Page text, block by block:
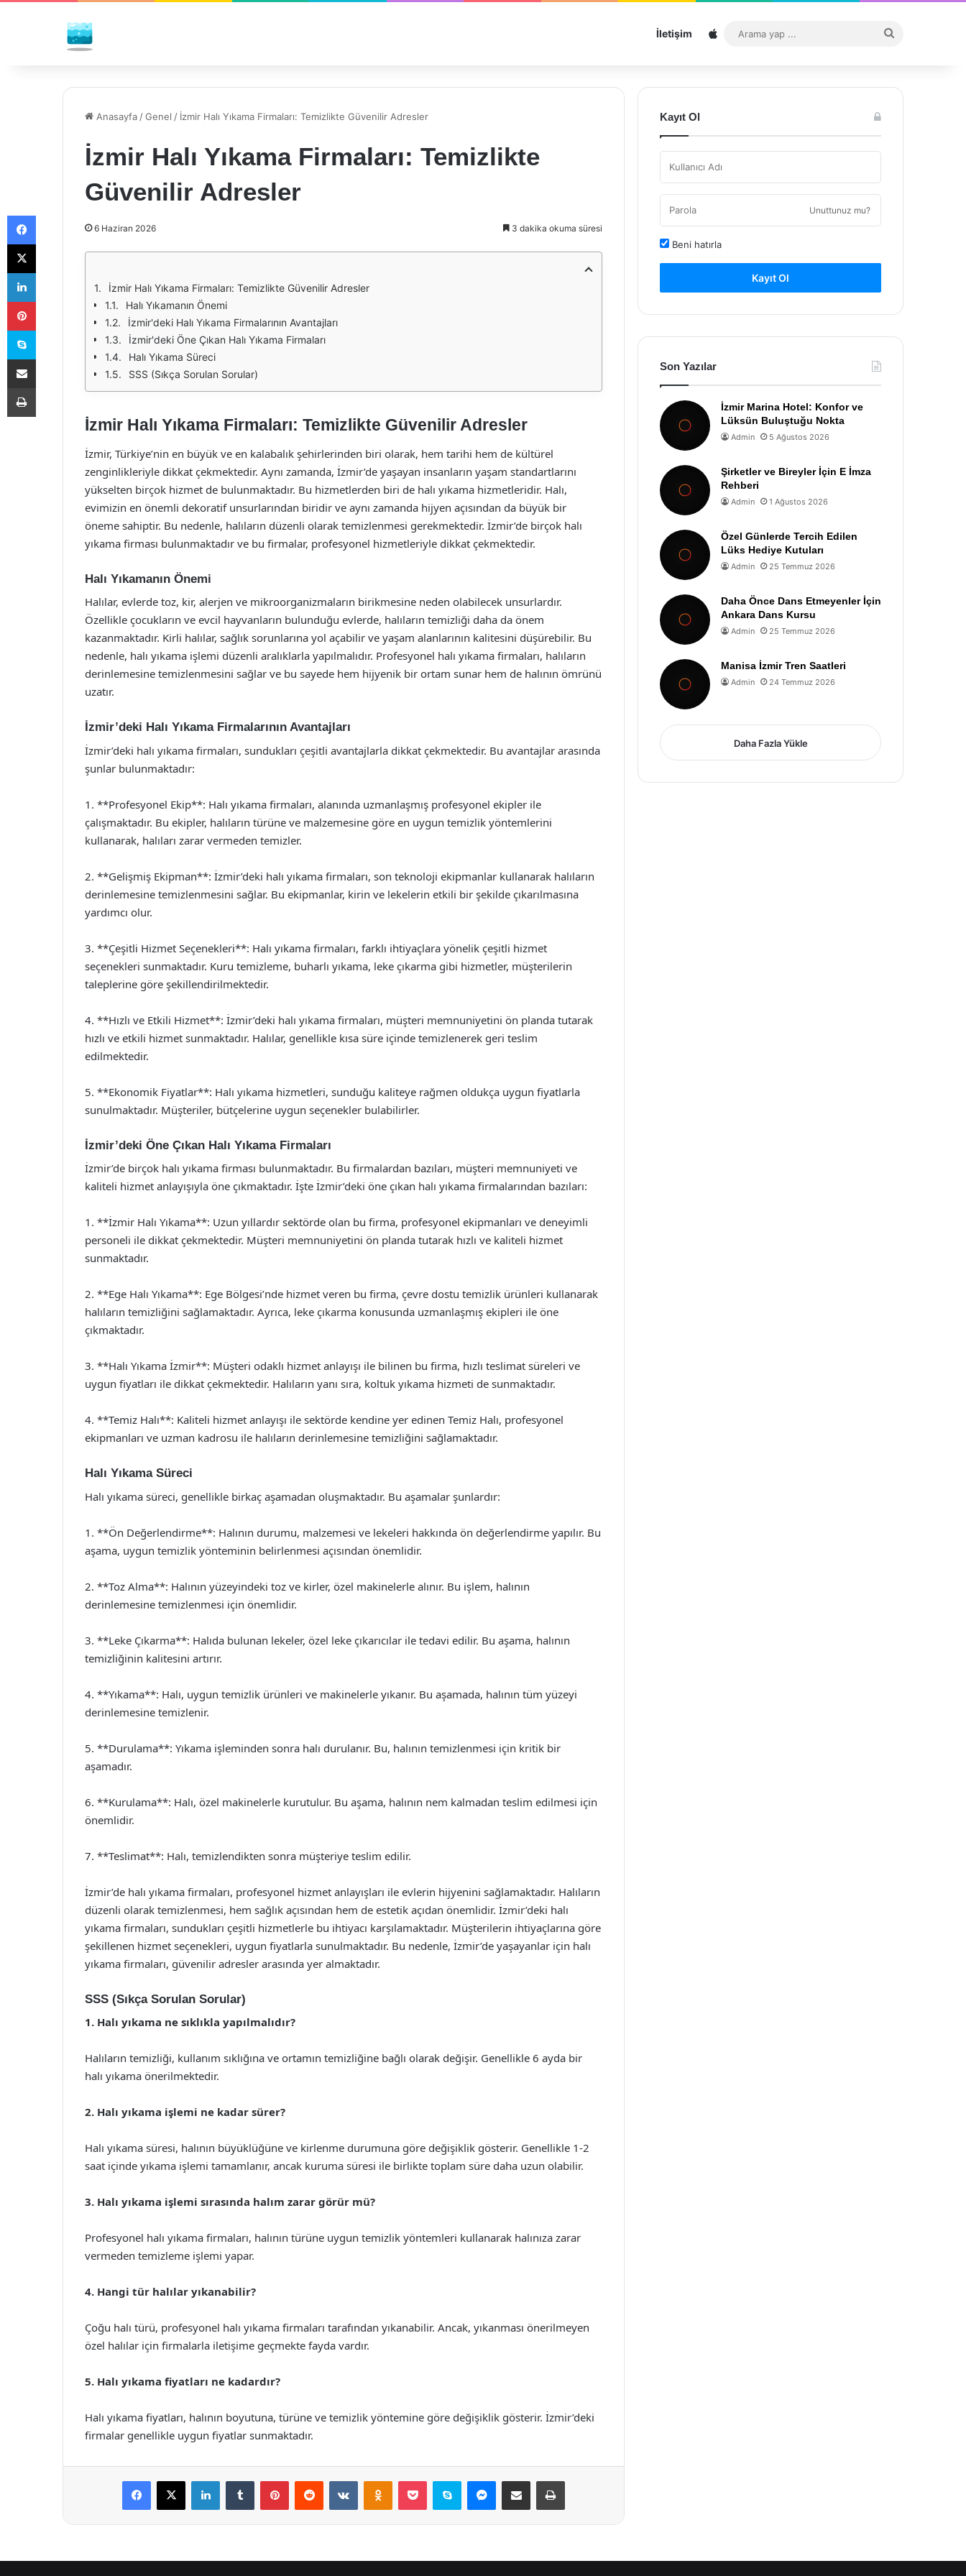
İletişim Sitemap
...
Anasayfa /Genel / İzmir Halı Yıkama Firmaları: Temizlikte Güvenilir Adresler
İzmir Halı Yıkama Firmaları: Temizlikte
Güvenilir Adresler
6 Haziran 2026 3 dakika okuma süresi
İzmir Halı Yıkama Firmaları: Temizlikte Güvenilir Adresler
Halı Yıkamanın Önemi
İzmir'deki Halı Yıkama Firmalarının Avantajları
İzmir'deki Öne Çıkan Halı Yıkama Firmaları
Halı Yıkama Süreci
SSS (Sıkça Sorulan Sorular)
İzmir Halı Yıkama Firmaları: Temizlikte Güvenilir Adresler
İzmir, Türkiye’nin en büyük ve en kalabalık şehirlerinden biri olarak, hem tarihi hem de kültürel
zenginlikleriyle dikkat çekmektedir. Aynı zamanda, İzmir’de yaşayan insanların yaşam standartlarını
yükselten birçok hizmet de bulunmaktadır. Bu hizmetlerden biri de halı yıkama hizmetleridir. Halı,
evimizin en önemli dekoratif unsurlarından biridir ve aynı zamanda hijyen açısından da büyük bir
öneme sahiptir. Bu nedenle, halıların düzenli olarak temizlenmesi gerekmektedir. İzmir’de birçok halı
yıkama firması bulunmaktadır ve bu firmalar, profesyonel hizmetleriyle dikkat çekmektedir.
Halı Yıkamanın Önemi
Halılar, evlerde toz, kir, alerjen ve mikroorganizmaların birikmesine neden olabilecek unsurlardır.
Özellikle çocukların ve evcil hayvanların bulunduğu evlerde, halıların temizliği daha da önem
kazanmaktadır. Kirli halılar, sağlık sorunlarına yol açabilir ve yaşam alanlarının kalitesini düşürebilir. Bu
nedenle, halı yıkama işlemi düzenli aralıklarla yapılmalıdır. Profesyonel halı yıkama firmaları, halıların
derinlemesine temizlenmesini sağlar ve bu sayede hem hijyenik bir ortam sunar hem de halının ömrünü
uzatır.
İzmir’deki Halı Yıkama Firmalarının Avantajları
İzmir’deki halı yıkama firmaları, sundukları çeşitli avantajlarla dikkat çekmektedir. Bu avantajlar arasında
şunlar bulunmaktadır:
1. **Profesyonel Ekip**: Halı yıkama firmaları, alanında uzmanlaşmış profesyonel ekipler ile
çalışmaktadır. Bu ekipler, halıların türüne ve malzemesine göre en uygun temizlik yöntemlerini
kullanarak, halıları zarar vermeden temizler.
2. **Gelişmiş Ekipman**: İzmir’deki halı yıkama firmaları, son teknoloji ekipmanlar kullanarak halıların
derinlemesine temizlenmesini sağlar. Bu ekipmanlar, kirin ve lekelerin etkili bir şekilde çıkarılmasına
yardımcı olur.
3. **Çeşitli Hizmet Seçenekleri**: Halı yıkama firmaları, farklı ihtiyaçlara yönelik çeşitli hizmet
seçenekleri sunmaktadır. Kuru temizleme, buharlı yıkama, leke çıkarma gibi hizmetler, müşterilerin
taleplerine göre şekillendirilmektedir.
4. **Hızlı ve Etkili Hizmet**: İzmir’deki halı yıkama firmaları, müşteri memnuniyetini ön planda tutarak
hızlı ve etkili hizmet sunmaktadır. Halılar, genellikle kısa süre içinde temizlenerek geri teslim
edilmektedir.
5. **Ekonomik Fiyatlar**: Halı yıkama hizmetleri, sunduğu kaliteye rağmen oldukça uygun fiyatlarla
sunulmaktadır. Müşteriler, bütçelerine uygun seçenekler bulabilirler.
İzmir’deki Öne Çıkan Halı Yıkama Firmaları
İzmir’de birçok halı yıkama firması bulunmaktadır. Bu firmalardan bazıları, müşteri memnuniyeti ve
kaliteli hizmet anlayışıyla öne çıkmaktadır. İşte İzmir’deki öne çıkan halı yıkama firmalarından bazıları:
1. **İzmir Halı Yıkama**: Uzun yıllardır sektörde olan bu firma, profesyonel ekipmanları ve deneyimli
personeli ile dikkat çekmektedir. Müşteri memnuniyetini ön planda tutarak hızlı ve kaliteli hizmet
sunmaktadır.
2. **Ege Halı Yıkama**: Ege Bölgesi’nde hizmet veren bu firma, çevre dostu temizlik ürünleri kullanarak
halıların temizliğini sağlamaktadır. Ayrıca, leke çıkarma konusunda uzmanlaşmış ekipleri ile öne
çıkmaktadır.
3. **Halı Yıkama İzmir**: Müşteri odaklı hizmet anlayışı ile bilinen bu firma, hızlı teslimat süreleri ve
uygun fiyatları ile dikkat çekmektedir. Halıların yanı sıra, koltuk yıkama hizmeti de sunmaktadır.
4. **Temiz Halı**: Kaliteli hizmet anlayışı ile sektörde kendine yer edinen Temiz Halı, profesyonel
ekipmanları ve uzman kadrosu ile halıların derinlemesine temizliğini sağlamaktadır.
Halı Yıkama Süreci
Halı yıkama süreci, genellikle birkaç aşamadan oluşmaktadır. Bu aşamalar şunlardır:
1. **Ön Değerlendirme**: Halının durumu, malzemesi ve lekeleri hakkında ön değerlendirme yapılır. Bu
aşama, uygun temizlik yönteminin belirlenmesi açısından önemlidir.
2. **Toz Alma**: Halının yüzeyindeki toz ve kirler, özel makinelerle alınır. Bu işlem, halının
derinlemesine temizlenmesi için önemlidir.
3. **Leke Çıkarma**: Halıda bulunan lekeler, özel leke çıkarıcılar ile tedavi edilir. Bu aşama, halının
temizliğinin kalitesini artırır.
4. **Yıkama**: Halı, uygun temizlik ürünleri ve makinelerle yıkanır. Bu aşamada, halının tüm yüzeyi
derinlemesine temizlenir.
5. **Durulama**: Yıkama işleminden sonra halı durulanır. Bu, halının temizlenmesi için kritik bir
aşamadır.
6. **Kurulama**: Halı, özel makinelerle kurutulur. Bu aşama, halının nem kalmadan teslim edilmesi için
önemlidir.
7. **Teslimat**: Halı, temizlendikten sonra müşteriye teslim edilir.
İzmir’de halı yıkama firmaları, profesyonel hizmet anlayışları ile evlerin hijyenini sağlamaktadır. Halıların
düzenli olarak temizlenmesi, hem sağlık açısından hem de estetik açıdan önemlidir. İzmir’deki halı
yıkama firmaları, sundukları çeşitli hizmetlerle bu ihtiyacı karşılamaktadır. Müşterilerin ihtiyaçlarına göre
şekillenen hizmet seçenekleri, uygun fiyatlarla sunulmaktadır. Bu nedenle, İzmir’de yaşayanlar için halı
yıkama firmaları, güvenilir adresler arasında yer almaktadır.
SSS (Sıkça Sorulan Sorular)
1. Halı yıkama ne sıklıkla yapılmalıdır?
Halıların temizliği, kullanım sıklığına ve ortamın temizliğine bağlı olarak değişir. Genellikle 6 ayda bir
halı yıkama önerilmektedir.
2. Halı yıkama işlemi ne kadar sürer?
Halı yıkama süresi, halının büyüklüğüne ve kirlenme durumuna göre değişiklik gösterir. Genellikle 1-2
saat içinde yıkama işlemi tamamlanır, ancak kuruma süresi ile birlikte toplam süre daha uzun olabilir.
3. Halı yıkama işlemi sırasında halım zarar görür mü?
Profesyonel halı yıkama firmaları, halının türüne uygun temizlik yöntemleri kullanarak halınıza zarar
vermeden temizleme işlemi yapar.
4. Hangi tür halılar yıkanabilir?
Çoğu halı türü, profesyonel halı yıkama firmaları tarafından yıkanabilir. Ancak, yıkanması önerilmeyen
özel halılar için firmalarla iletişime geçmekte fayda vardır.
5. Halı yıkama fiyatları ne kadardır?
Halı yıkama fiyatları, halının boyutuna, türüne ve temizlik yöntemine göre değişiklik gösterir. İzmir’deki
firmalar genellikle uygun fiyatlar sunmaktadır.
Facebook
X LinkedInTumblr PinterestReddit VKontakteOdnoklassniki
Pocket Skype Messenger
E-Posta ile paylaş Yazdır
Kayıt Ol
Unuttunuz mu?
Beni hatırla
Kayıt Ol
Son Yazılar
İzmir Marina Hotel: Konfor ve
Lüksün Buluştuğu Nokta
Admin 5 Ağustos 2026
Şirketler ve Bireyler İçin E İmza
Rehberi
Admin 1 Ağustos 2026
Özel Günlerde Tercih Edilen
Lüks Hediye Kutuları
Admin 25 Temmuz 2026
Daha Önce Dans Etmeyenler İçin
Ankara Dans Kursu
Admin 25 Temmuz 2026
Manisa İzmir Tren Saatleri
Admin 24 Temmuz 2026
Daha Fazla Yükle
Facebook
X
LinkedIn
Pinterest
Skype
E-Posta ile paylaş